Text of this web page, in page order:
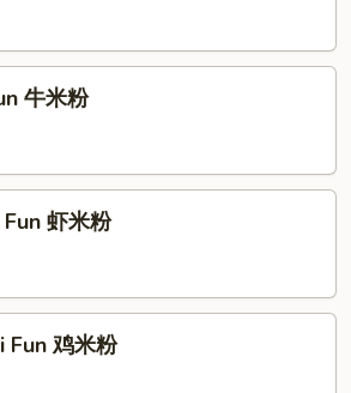
牛米粉
虾米粉
Fun 鸡米粉